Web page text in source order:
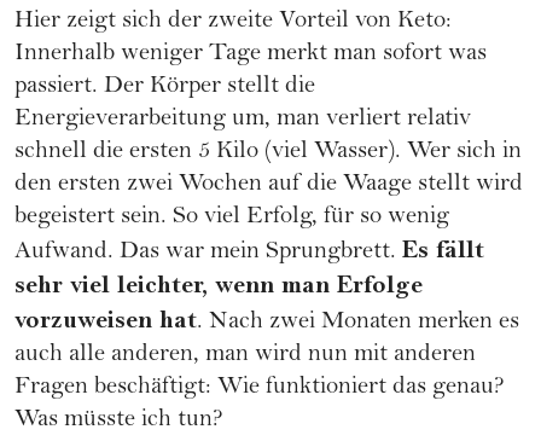
Hier zeigt sich der zweite Vorteil von Keto:
Innerhalb weniger Tage merkt man sofort was
passiert. Der Körper stellt die
Energieverarbeitung um, man verliert relativ
schnell die ersten 5 Kilo (viel Wasser). Wer sich in
den ersten zwei Wochen auf die Waage stellt wird
begeistert sein. So viel Erfolg, für so wenig
Aufwand. Das war mein Sprungbrett. Es fällt
sehr viel leichter, wenn man Erfolge
vorzuweisen hat. Nach zwei Monaten merken es
auch alle anderen, man wird nun mit anderen
Fragen beschäftigt: Wie funktioniert das genau?
Was müsste ich tun?